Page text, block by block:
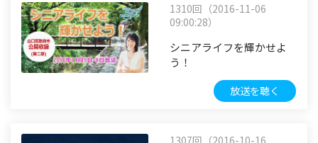
1310回（2016-11-06
09:00:28）
シニアライフを輝かせよ
う！
放送を聴く
1307回（2016-10-16